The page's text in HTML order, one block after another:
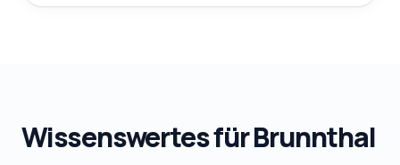
Wissenswertes fürBrunnthal